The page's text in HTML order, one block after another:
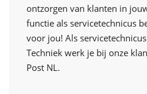
ontzorgen van klanten in
functie als servicetechnicus
voor jou! Als
Techniek werk je bij onze
Post NL.